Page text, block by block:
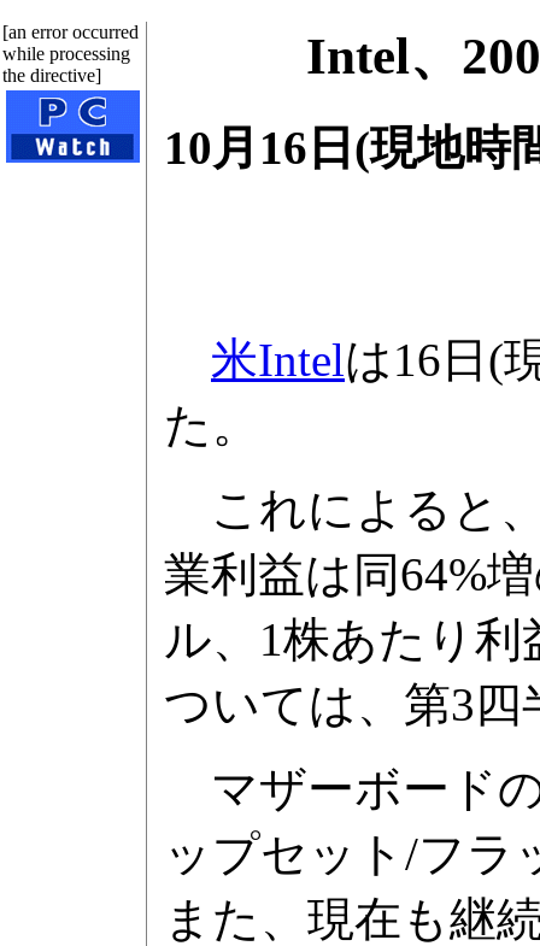
[an error occurred
while processing
the directive]
Intel、
10月16日(現地時
米Intelは16日(
た。
これによると
業利益は同64%
ル、1株あたり利
ついては、第3
マザーボード
ップセット/フラ
また、現在も継